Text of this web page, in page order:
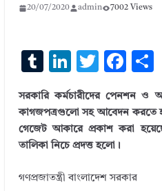
20/07/2020 admin 7002 Views
T
m
bl
r
Li
n
k
e
dI
n
T
it
te
r
F
e
b
o
সরকারি কর্মচারীদের পেনশন
কাগজপত্রগুলো সহ আবেদন করতে
গেজেট আকারে প্রকাশ করা
তালিকা নিচে প্রদত্ত হলো।
গণপ্রজাতন্ত্রী বাংলাদেশ সরকার